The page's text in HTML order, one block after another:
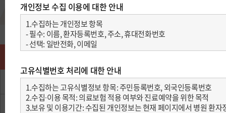
방문예약 영유아건강검진
예약조회·취소